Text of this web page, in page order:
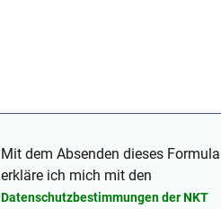
Mit dem Absenden dieses
erkläre ich mich mit den
Datenschutzbestimmungen der NKT